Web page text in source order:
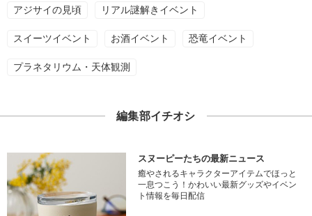
アジサイの見頃 リアル謎解きイベント
スイーツイベント お酒イベント 恐竜イベント
プラネタリウム・天体観測
編集部イチオシ
スヌーピーたちの最新ニュース
癒やされるキャラクターアイテムでほっと
一息つこう！かわいい最新グッズやイベン
ト情報を毎日配信